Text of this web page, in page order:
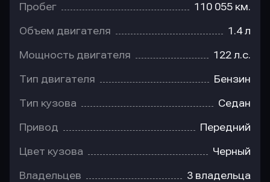
Пробег 110 055 км.
Объем двигателя 1.4 л
Мощность двигателя 122 л.с.
Тип двигателя Бензин
Тип кузова Седан
Привод Передний
Цвет кузова Черный
Владельцев 3 владельца